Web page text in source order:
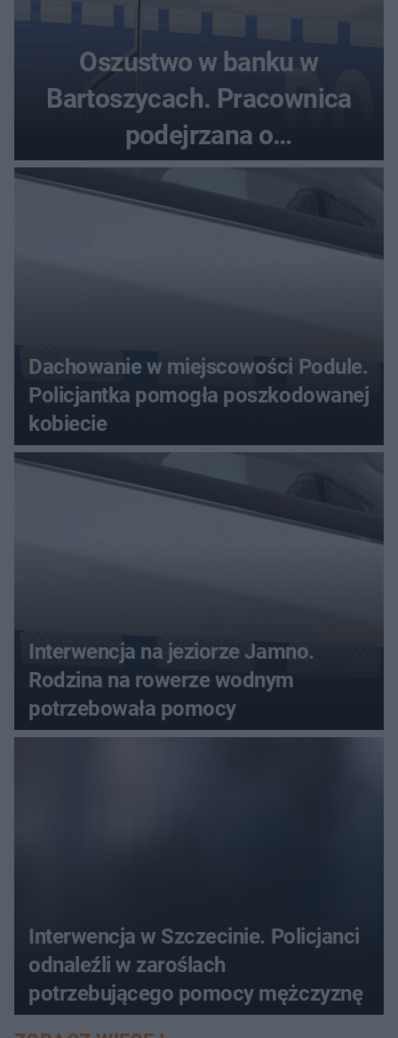
Oszustwo w banku w
Bartoszycach. Pracownica
podejrzana o
przywłaszczenie 470 000 zł
Dachowanie w miejscowości Podule.
Policjantka pomogła poszkodowanej
kobiecie
Interwencja na jeziorze Jamno.
Rodzina na rowerze wodnym
potrzebowała pomocy
Interwencja w Szczecinie. Policjanci
odnaleźli w zaroślach
potrzebującego pomocy mężczyznę